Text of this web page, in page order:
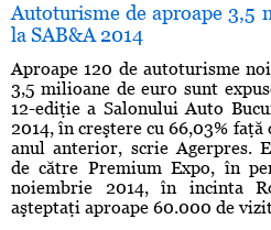
Autoturisme de aproape 3,5
la SAB&A 2014
Aproape 120 de autoturisme
3,5 milioane de euro sunt
12-ediţie a Salonului Auto
2014, în creştere cu 66,03%
anul anterior, scrie Agerpres.
de către Premium Expo, în
noiembrie 2014, în incinta
aşteptaţi aproape 60.000 de